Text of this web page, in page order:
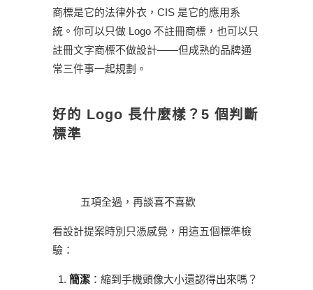
商標是它的法律外衣，CIS 是它的應用系
統。你可以只做 Logo 不註冊商標，也可以只
註冊文字商標不做設計——但成熟的品牌通
常三件事一起規劃。
好的 Logo 長什麼樣？5 個判斷
標準
五項全過，再談喜不喜歡
看設計提案時別只憑感覺，用這五個標準檢
驗：
簡潔 ：縮到手機頭像大小還認得出來嗎？